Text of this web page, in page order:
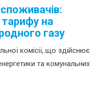
тарифу на
газу
комісії, що здійснює
та комунальних